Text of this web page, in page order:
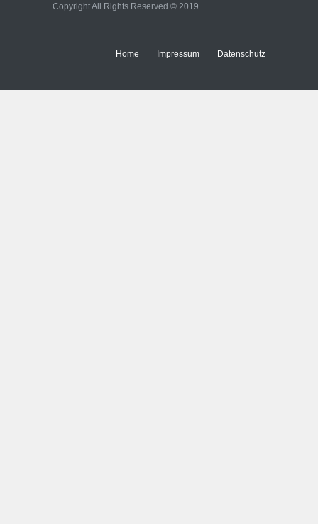
Copyright All Rights Reserved © 2019
Home Impressum Datenschutz